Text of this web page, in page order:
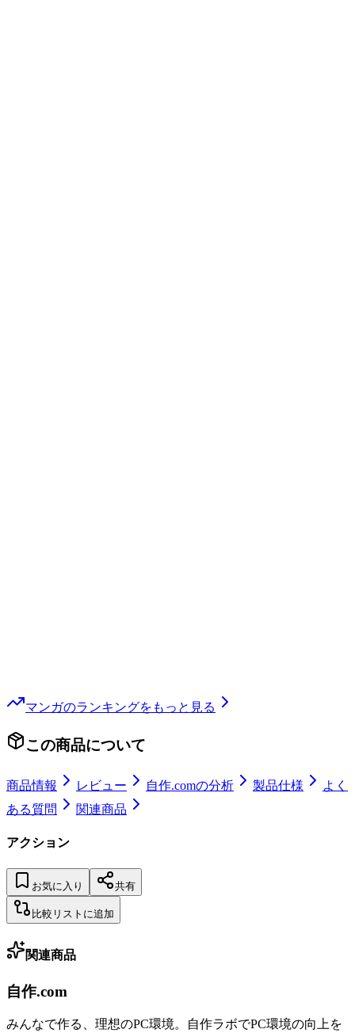
マンガのランキングをもっと見る
この商品について
商品情報 レビュー 自作.comの分析 製品仕様
よく
ある質問
関連商品
アクション
お気に入り 共有
比較リストに追加
関連商品
自作.com
みんなで作る、理想のPC環境。 自作ラボでPC環境の向上を